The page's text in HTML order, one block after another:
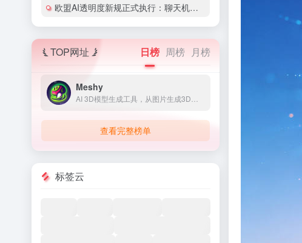
欧盟AI透明度新规正式执行：聊天机器人必须亮明身份，违规罚款最高1500万欧元
TOP网址 日榜 周榜 月榜
Meshy
查看完整榜单
标签云